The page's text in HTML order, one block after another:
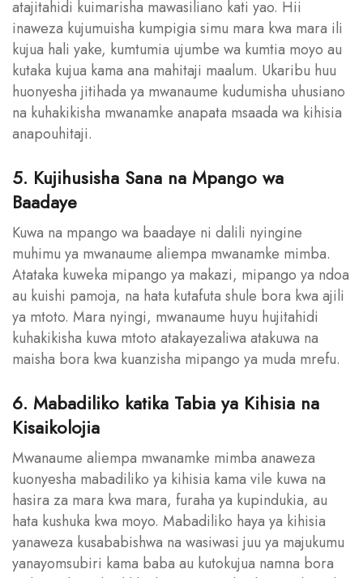
atajitahidi kuimarisha mawasiliano kati yao. Hii
inaweza kujumuisha kumpigia simu mara kwa mara ili
kujua hali yake, kumtumia ujumbe wa kumtia moyo au
kutaka kujua kama ana mahitaji maalum. Ukaribu huu
huonyesha jitihada ya mwanaume kudumisha uhusiano
na kuhakikisha mwanamke anapata msaada wa kihisia
anapouhitaji.
5. Kujihusisha Sana na Mpango wa
Baadaye
Kuwa na mpango wa baadaye ni dalili nyingine
muhimu ya mwanaume aliempa mwanamke mimba.
Atataka kuweka mipango ya makazi, mipango ya ndoa
au kuishi pamoja, na hata kutafuta shule bora kwa ajili
ya mtoto. Mara nyingi, mwanaume huyu hujitahidi
kuhakikisha kuwa mtoto atakayezaliwa atakuwa na
maisha bora kwa kuanzisha mipango ya muda mrefu.
6. Mabadiliko katika Tabia ya Kihisia na
Kisaikolojia
Mwanaume aliempa mwanamke mimba anaweza
kuonyesha mabadiliko ya kihisia kama vile kuwa na
hasira za mara kwa mara, furaha ya kupindukia, au
hata kushuka kwa moyo. Mabadiliko haya ya kihisia
yanaweza kusababishwa na wasiwasi juu ya majukumu
yanayomsubiri kama baba au kutokujua namna bora